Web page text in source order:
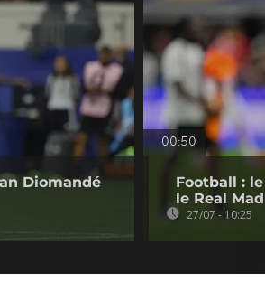
Diomandé
00:50
Football :
le Real
27/07 - 10:25